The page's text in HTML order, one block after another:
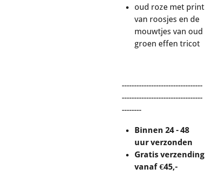
oud roze met print
van roosjes en de
mouwtjes van oud
groen effen tricot
---------------------------------
---------------------------------
--------
Binnen 24 - 48
uur verzonden
Gratis verzending
vanaf €45,-